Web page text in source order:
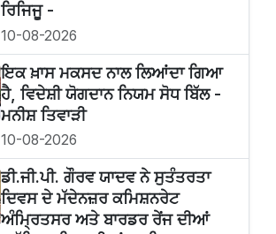
ਰਿਜਿਜੂ -
10-08-2026
ਇਕ ਖ਼ਾਸ ਮਕਸਦ ਨਾਲ ਲਿਆਂਦਾ ਗਿਆ
ਹੈ, ਵਿਦੇਸ਼ੀ ਯੋਗਦਾਨ ਨਿਯਮ ਸੋਧ ਬਿੱਲ -
ਮਨੀਸ਼ ਤਿਵਾੜੀ
10-08-2026
ਡੀ.ਜੀ.ਪੀ. ਗੌਰਵ ਯਾਦਵ ਨੇ ਸੁਤੰਤਰਤਾ
ਦਿਵਸ ਦੇ ਮੱਦੇਨਜ਼ਰ ਕਮਿਸ਼ਨਰੇਟ
ਅੰਮ੍ਰਿਤਸਰ ਅਤੇ ਬਾਰਡਰ ਰੇਂਜ ਦੀਆਂ